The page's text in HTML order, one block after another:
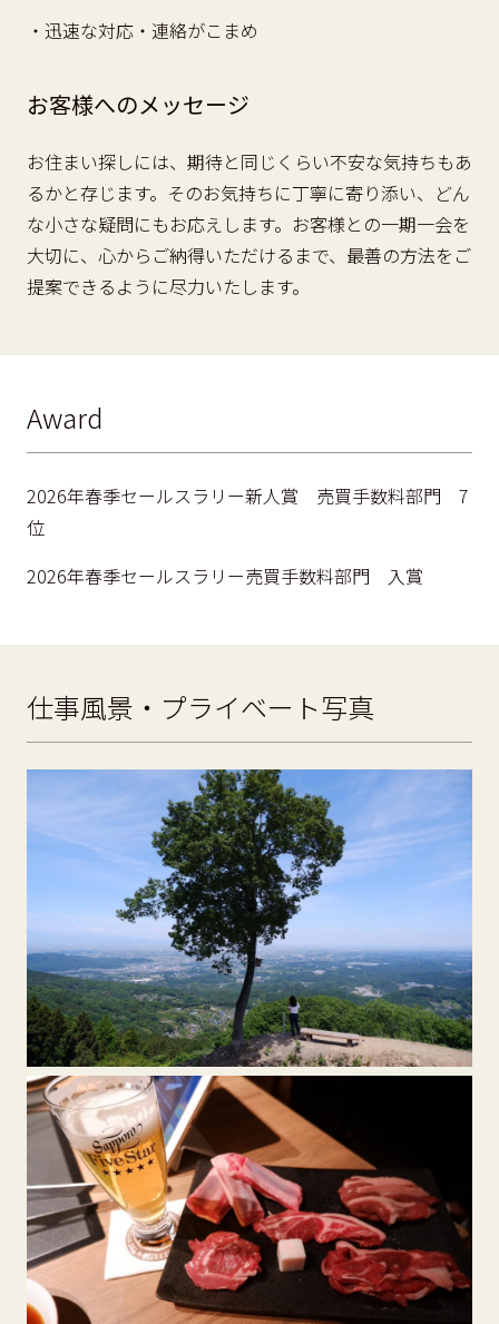
・迅速な対応・連絡がこまめ
お客様へのメッセージ
お住まい探しには、期待と同じくらい不安な気持ちもあ
るかと存じます。そのお気持ちに丁寧に寄り添い、どん
な小さな疑問にもお応えします。お客様との一期一会を
大切に、心からご納得いただけるまで、最善の方法をご
提案できるように尽力いたします。
Award
2026年春季セールスラリー新人賞 売買手数料部門 7
位
2026年春季セールスラリー売買手数料部門 入賞
仕事風景・プライベート写真